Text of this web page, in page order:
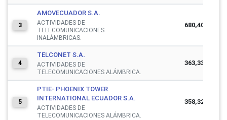
3
AMOVECUADOR S.A.
ACTIVIDADES DE
TELECOMUNICACIONES
INALÁMBRICAS.
680,408,847
4
TELCONET S.A.
ACTIVIDADES DE
TELECOMUNICACIONES ALÁMBRICA.
363,330,513
5
PTIE- PHOENIX TOWER
INTERNATIONAL ECUADOR S.A.
ACTIVIDADES DE
TELECOMUNICACIONES ALÁMBRICA.
358,322,100